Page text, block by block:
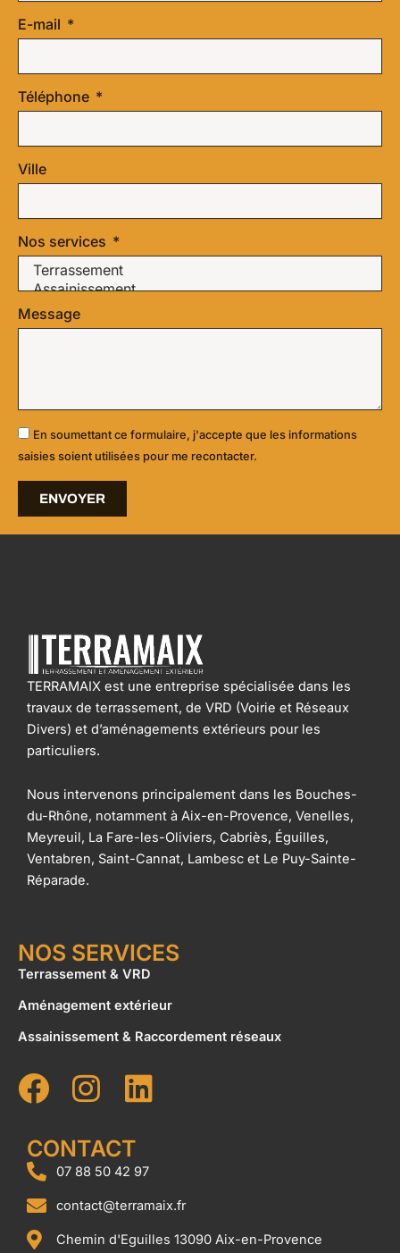
E-mail
Téléphone
Ville
Nos services
Message
En soumettant ce formulaire, j'accepte que les informations
saisies soient utilisées pour me recontacter.
ENVOYER
TERRAMAIX est une entreprise spécialisée dans les
travaux de terrassement, de VRD (Voirie et Réseaux
Divers) et d’aménagements extérieurs pour les
particuliers.
Nous intervenons principalement dans les Bouches-
du-Rhône, notamment à Aix-en-Provence, Venelles,
Meyreuil, La Fare-les-Oliviers, Cabriès, Éguilles,
Ventabren, Saint-Cannat, Lambesc et Le Puy-Sainte-
Réparade.
NOS SERVICES
Terrassement & VRD
Aménagement extérieur
Assainissement & Raccordement réseaux
a
e
b
o
n
t
a
g
i
e
d
CONTACT
07 88 50 42 97
contact@terramaix.fr
Chemin d'Eguilles 13090 Aix-en-Provence